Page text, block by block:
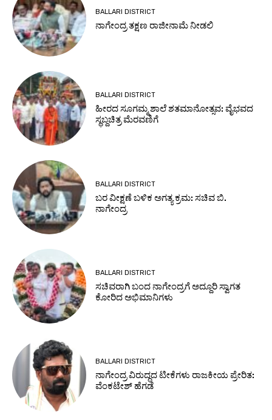
BALLARI DISTRICT
ನಾಗೇಂದ್ರ ತಕ್ಷಣ ರಾಜೀನಾಮೆ ನೀಡಲಿ
BALLARI DISTRICT
ಹೀರದ ಸೂಗಮ್ಮ ಶಾಲೆ ಶತಮಾನೋತ್ಸವ: ವೈಭವದ
ಸ್ಥಬ್ದಚಿತ್ರ ಮೆರವಣಿಗೆ
BALLARI DISTRICT
ಬರ ವೀಕ್ಷಣೆ ಬಳಿಕ ಅಗತ್ಯ ಕ್ರಮ: ಸಚಿವ ಬಿ.
ನಾಗೇಂದ್ರ
BALLARI DISTRICT
ಸಚಿವರಾಗಿ ಬಂದ ನಾಗೇಂದ್ರಗೆ ಅದ್ದೂರಿ ಸ್ವಾಗತ
ಕೋರಿದ ಅಭಿಮಾನಿಗಳು
BALLARI DISTRICT
ನಾಗೇಂದ್ರ ವಿರುದ್ಧದ ಟೀಕೆಗಳು ರಾಜಕೀಯ ಪ್ರೇರಿತ:
ವೆಂಕಟೇಶ್ ಹೆಗಡೆ